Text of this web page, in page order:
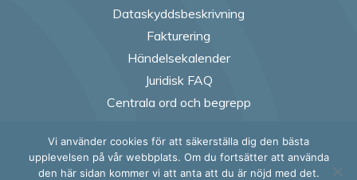
Dataskyddsbeskrivning
Fakturering
Händelsekalender
Juridisk FAQ
Centrala ord och begrepp
Follow us on
Follow us on
Follow
Vi använder cookies för att säkerställa dig den bästa
upplevelsen på vår webbplats. Om du fortsätter att använda
den här sidan kommer vi att anta att du är nöjd med det.